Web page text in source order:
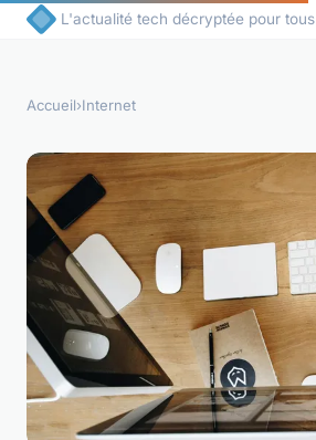
L'actualité tech décryptée pour tous
Accueil›Internet